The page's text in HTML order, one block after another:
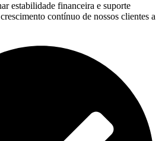
estabilidade financeira e suporte
contínuo de nossos clientes a